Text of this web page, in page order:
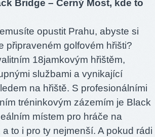
Bridge – Černý Most, kde to
opustit Prahu, abyste si
připraveném golfovém hřišti?
18jamkovým hřištěm,
službami a vynikající
na hřiště. S profesionálními
tréninkovým zázemím je Black
místem pro hráče na
to i pro ty nejmenší. A pokud rádi